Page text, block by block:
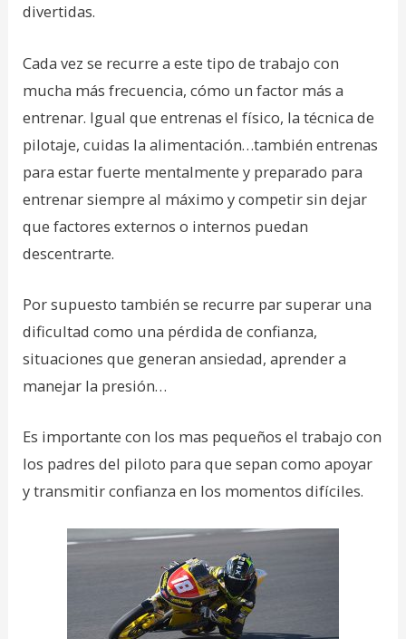
divertidas.
Cada vez se recurre a este tipo de trabajo con
mucha más frecuencia, cómo un factor más a
entrenar. Igual que entrenas el físico, la técnica de
pilotaje, cuidas la alimentación…también entrenas
para estar fuerte mentalmente y preparado para
entrenar siempre al máximo y competir sin dejar
que factores externos o internos puedan
descentrarte.
Por supuesto también se recurre par superar una
dificultad como una pérdida de confianza,
situaciones que generan ansiedad, aprender a
manejar la presión…
Es importante con los mas pequeños el trabajo con
los padres del piloto para que sepan como apoyar
y transmitir confianza en los momentos difíciles.